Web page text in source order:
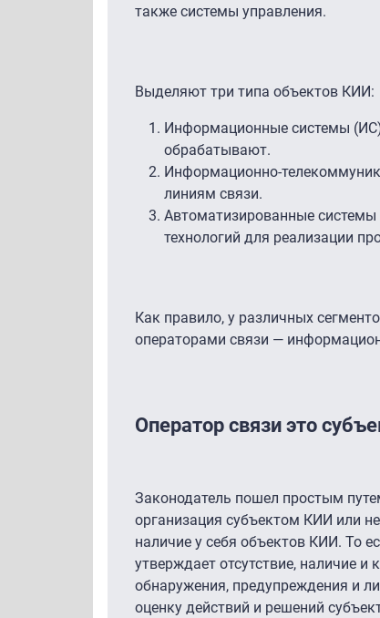
также системы управления.
Выделяют три типа объектов КИИ:
Информационные системы
обрабатывают.
Информационно-
линиям связи.
Автоматизированные
технологий для реализации
Как правило, у различных
операторами связи —
Оператор связи это
Законодатель пошел простым
организация субъектом КИИ или
наличие у себя объектов КИИ. То
утверждает отсутствие, наличие
обнаружения, предупреждения и
оценку действий и решений